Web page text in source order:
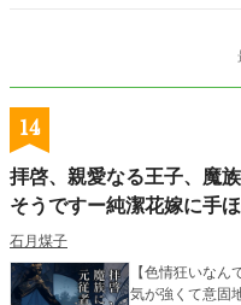
14
拝啓、親愛なる王子、魔
そうですー純潔花嫁に手
石月煤子
【色情狂いな
気が強くて意固地